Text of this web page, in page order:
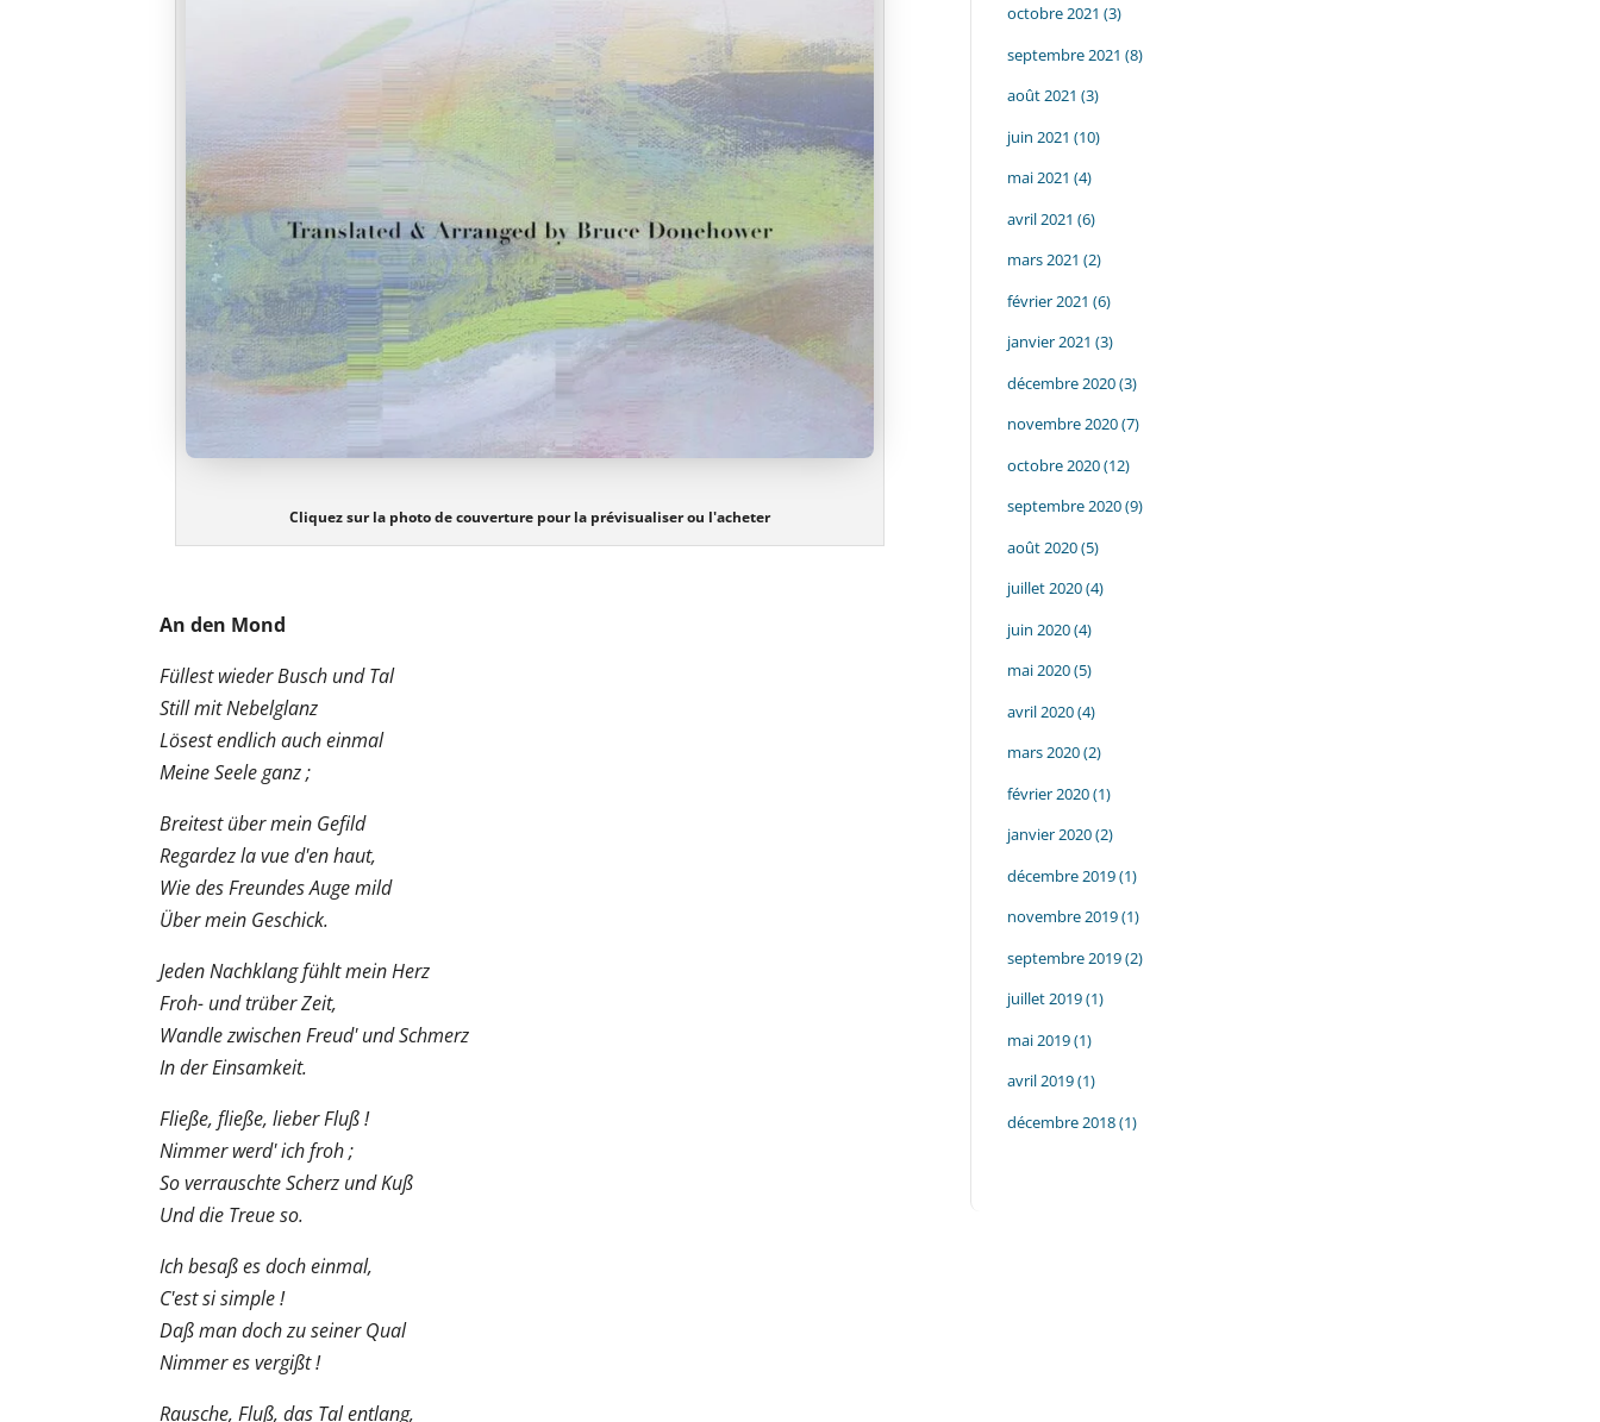
Cliquez sur la photo de couverture pour la prévisualiser ou l'acheter
An den Mond
Füllest wieder Busch und Tal
Still mit Nebelglanz
Lösest endlich auch einmal
Meine Seele ganz ;
Breitest über mein Gefild
Regardez la vue d'en haut,
Wie des Freundes Auge mild
Über mein Geschick.
Jeden Nachklang fühlt mein Herz
Froh- und trüber Zeit,
Wandle zwischen Freud' und Schmerz
In der Einsamkeit.
Fließe, fließe, lieber Fluß !
Nimmer werd' ich froh ;
So verrauschte Scherz und Kuß
Und die Treue so.
Ich besaß es doch einmal,
C'est si simple !
Daß man doch zu seiner Qual
Nimmer es vergißt !
Rausche, Fluß, das Tal entlang,
octobre 2021 (3)
septembre 2021 (8)
août 2021 (3)
juin 2021 (10)
mai 2021 (4)
avril 2021 (6)
mars 2021 (2)
février 2021 (6)
janvier 2021 (3)
décembre 2020(3)
novembre 2020(7)
octobre 2020(12)
septembre 2020(9)
août 2020(5)
juillet 2020(4)
juin 2020(4)
mai 2020(5)
avril 2020(4)
mars 2020(2)
février 2020(1)
janvier 2020(2)
décembre 2019(1)
novembre 2019(1)
septembre 2019(2)
juillet 2019(1)
mai 2019(1)
avril 2019(1)
décembre 2018(1)